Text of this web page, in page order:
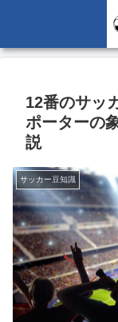
12番のサッ
ポーターの
説
サッカー豆知識